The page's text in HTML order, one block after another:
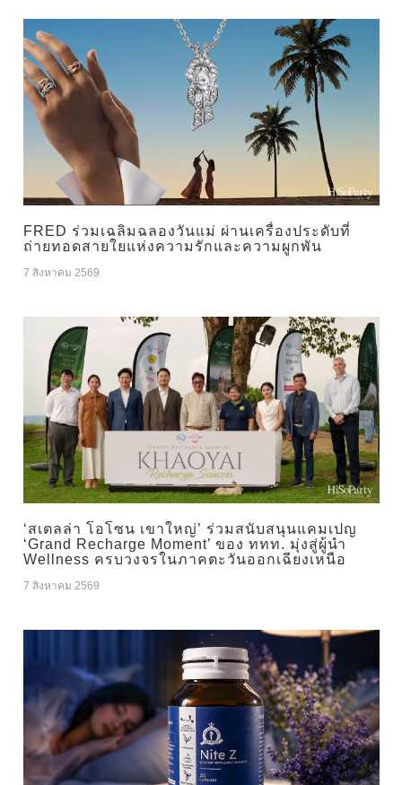
FRED ร่วมเฉลิมฉลองวันแม่ ผ่านเครื่องประดับที่
ถ่ายทอดสายใยแห่งความรักและความผูกพัน
7 สิงหาคม 2569
‘สเตลล่า โอโซน เขาใหญ่’ ร่วมสนับสนุนแคมเปญ
‘Grand Recharge Moment’ ของ ททท. มุ่งสู่ผู้นำ
Wellness ครบวงจรในภาคตะวันออกเฉียงเหนือ
7 สิงหาคม 2569